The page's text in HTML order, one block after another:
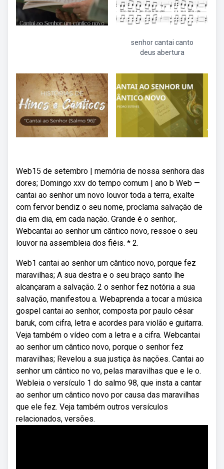
senhor cantai canto
deus abertura
Web15 de setembro | memória de nossa senhora das
dores; Domingo xxv do tempo comum | ano b Web —
cantai ao senhor um novo louvor toda a terra, exalte
com fervor bendiz o seu nome, proclama salvação de
dia em dia, em cada nação. Grande é o senhor,.
Webcantai ao senhor um cântico novo, ressoe o seu
louvor na assembleia dos fiéis. * 2.
Web1 cantai ao senhor um cântico novo, porque fez
maravilhas; A sua destra e o seu braço santo lhe
alcançaram a salvação. 2 o senhor fez notória a sua
salvação, manifestou a. Webaprenda a tocar a música
gospel cantai ao senhor, composta por paulo césar
baruk, com cifra, letra e acordes para violão e guitarra.
Veja também o vídeo com a letra e a cifra. Webcantai
ao senhor um cântico novo, porque o senhor fez
maravilhas; Revelou a sua justiça às nações. Cantai ao
senhor um cântico no vo, pelas maravilhas que e le o.
Webleia o versículo 1 do salmo 98, que insta a cantar
ao senhor um cântico novo por causa das maravilhas
que ele fez. Veja também outros versículos
relacionados, versões.